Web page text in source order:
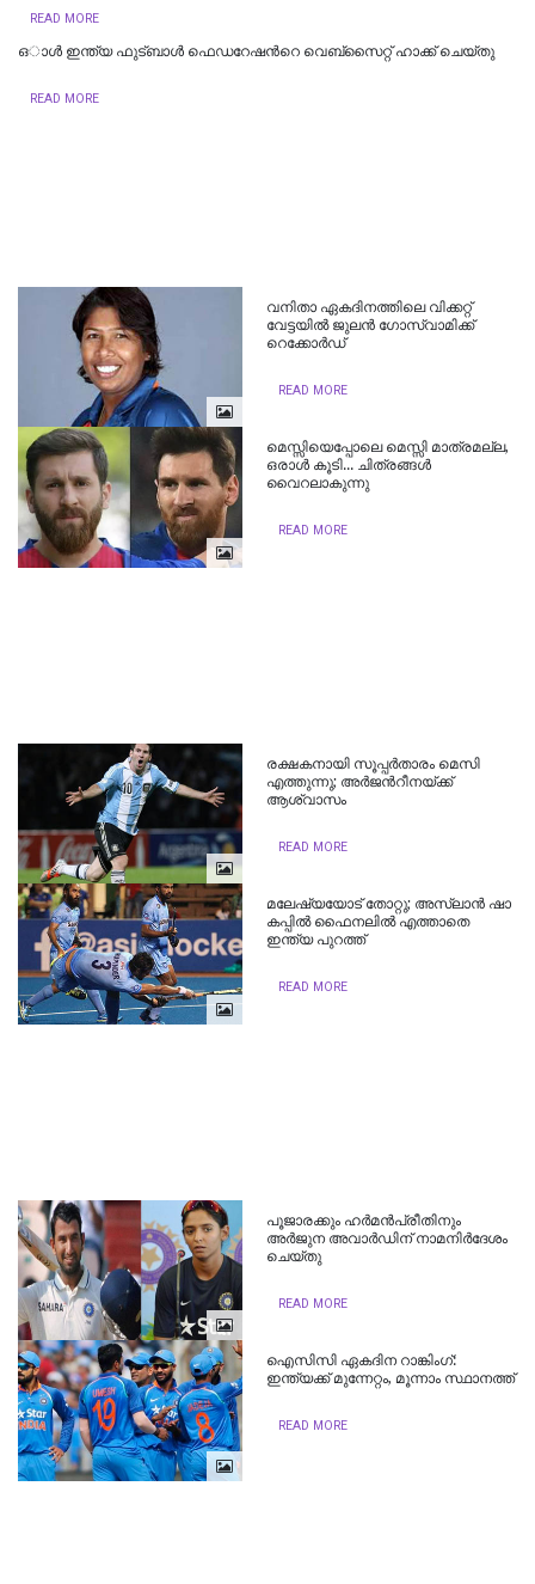
READ MORE
ഒാൾ ഇന്ത്യ ഫുട്ബാൾ ഫെഡറേഷന്‍റെ വെബ്സൈറ്റ് ഹാക്ക് ചെയ്തു
READ MORE
വനിതാ ഏകദിനത്തിലെ വിക്കറ്റ്
വേട്ടയില്‍ ജുലന്‍ ഗോസ്വാമിക്ക്
റെക്കോ‍ര്‍ഡ്
READ MORE
മെസ്സിയെപ്പോലെ മെസ്സി മാത്രമല്ല,
ഒരാള്‍ കൂടി... ചിത്രങ്ങള്‍
വൈറലാകുന്നു
READ MORE
രക്ഷകനായി സൂപ്പര്‍താരം മെസി
എത്തുന്നു; അര്‍ജന്‍റീനയ്ക്ക്
ആശ്വാസം
READ MORE
മലേഷ്യയോട് തോറ്റു; അസ്ലാന്‍ ഷാ
കപ്പില്‍ ഫൈനലില്‍ എത്താതെ
ഇന്ത്യ പുറത്ത്
READ MORE
പൂജാരക്കും ഹർമൻപ്രീതിനും
അർജുന അവാർഡിന് നാമനിർദേശം
ചെയ്തു
READ MORE
ഐസിസി ഏകദിന റാങ്കിംഗ്:
ഇന്ത്യക്ക് മുന്നേറ്റം, മൂന്നാം സ്ഥാനത്ത്
READ MORE